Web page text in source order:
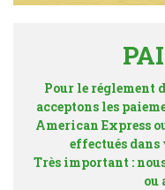
Pour le réglement
acceptons les
American Express
effectués
Très important :
ou